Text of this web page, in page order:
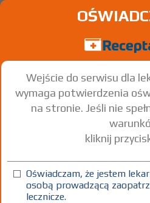
®
Amlodipine
tabl. 10 mg
Wejście do serwisu dla
wymaga potwierdzenia
na stronie. Jeśli nie
kliknij
Oświadczam, że jestem
osobą prowadzącą
lecznicze.